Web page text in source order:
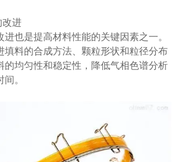
进
是提高材料性能的关键因素之一。
填料的合成方法、颗粒形状和粒径分布
的均匀性和稳定性，降低气相色谱分析
。